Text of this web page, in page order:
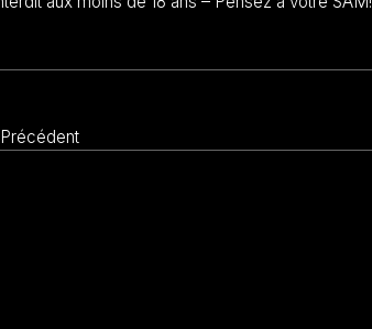
Précédent